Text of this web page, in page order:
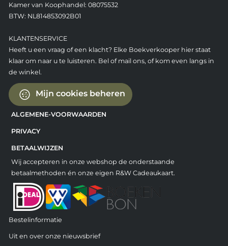
Kamer van Koophandel: 08075532
BTW: NL814853092B01
KLANTENSERVICE
Heeft u een vraag of een klacht? Elke Boekverkooper hier staat
klaar om naar u te luisteren. Bel of mail ons, of kom even langs in
de winkel.
Mijn cookies beheren
ALGEMENE-VOORWAARDEN
PRIVACY
BETAALWIJZEN
Wij accepteren in onze webshop de onderstaande
betaalmethoden én onze eigen R&W Cadeaukaart.
Bestelinformatie
Uit en over onze nieuwsbrief